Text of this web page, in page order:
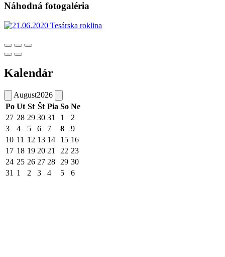
Náhodná fotogaléria
Kalendár
August2026
Po Ut St Št Pia So Ne
27 28 29 30 31 1
2
3
4 5 6 7 8
9
10 11 12 13 14 15 16
17 18 19 20 21 22 23
24 25 26 27 28 29 30
31 1 2 3 4 5 6